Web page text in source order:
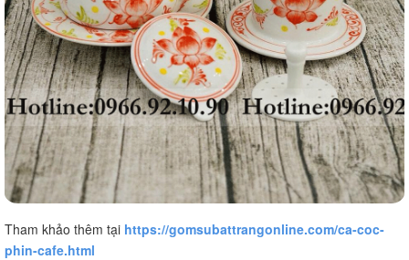
Tham khảo thêm tại https://gomsubattrangonline.com/ca-coc-
phin-cafe.html